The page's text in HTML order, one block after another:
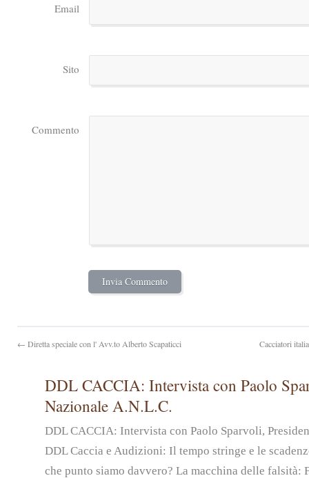
Email
Sito
Commento
← Diretta speciale con l' Avv.to Alberto Scapaticci Cacciatori
DDL CACCIA: Intervista con Paolo
Nazionale A.N.L.C.
DDL CACCIA: Intervista con Paolo Sparvoli,
DDL Caccia e Audizioni: Il tempo stringe e le
che punto siamo davvero? La macchina delle falsità: